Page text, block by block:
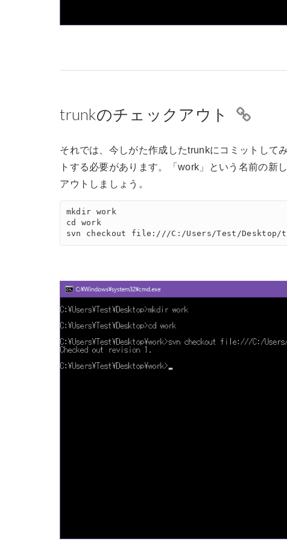
trunkのチェックアウト
それでは、今しがた作成したtrunkにコミットして
トする必要があります。「work」という名前の新
アウトしましょう。
mkdir work
cd work
svn checkout file:///C:/Users/Test/Desktop/